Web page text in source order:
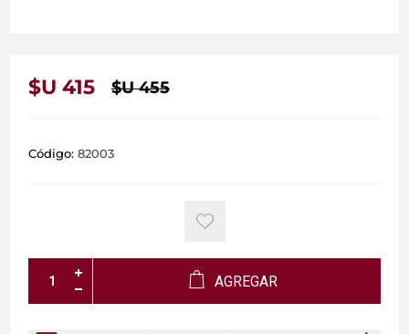
$U 415 $U 455
Código: 82003
AGREGAR